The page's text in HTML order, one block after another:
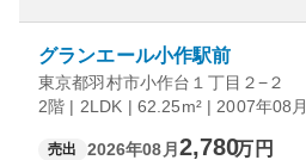
グランエール小作駅前
東京都羽村市小作台１丁目２−２
2階 | 2LDK | 62.25m² | 2007年08月
売出 2026年08月 2,780万円